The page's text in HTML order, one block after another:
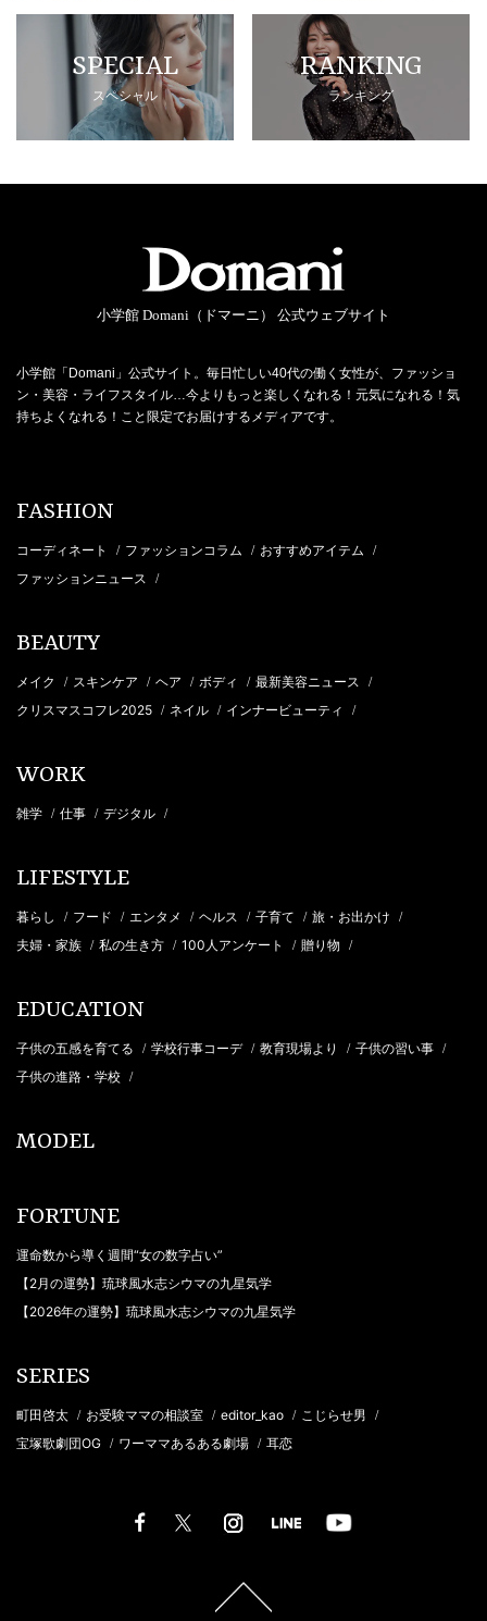
SPECIAL
スペシャル
RANKING
ランキング
小学館 Domani（ドマーニ） 公式ウェブサイト
小学館「Domani」公式サイト。毎日忙しい40代の働く女性が、ファッショ
ン・美容・ライフスタイル…今よりもっと楽しくなれる！元気になれる！気
持ちよくなれる！こと限定でお届けするメディアです。
FASHION
コーディネート / ファッションコラム / おすすめアイテム /
ファッションニュース /
BEAUTY
メイク / スキンケア / ヘア / ボディ / 最新美容ニュース /
クリスマスコフレ2025 / ネイル / インナービューティ /
WORK
雑学 / 仕事 / デジタル /
LIFESTYLE
暮らし / フード / エンタメ / ヘルス / 子育て / 旅・お出かけ /
夫婦・家族 / 私の生き方 / 100人アンケート / 贈り物 /
EDUCATION
子供の五感を育てる / 学校行事コーデ / 教育現場より / 子供の習い事 /
子供の進路・学校 /
MODEL
FORTUNE
運命数から導く週間“女の数字占い”
【2月の運勢】琉球風水志シウマの九星気学
【2026年の運勢】琉球風水志シウマの九星気学
SERIES
町田啓太 / お受験ママの相談室 / editor_kao / こじらせ男 /
宝塚歌劇団OG / ワーママあるある劇場 / 耳恋